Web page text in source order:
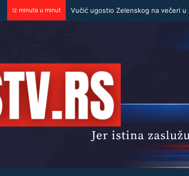
Iz minuta u minut